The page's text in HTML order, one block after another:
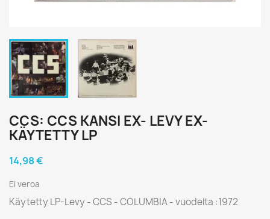
CCS: CCS KANSI EX- LEVY EX-
KÄYTETTY LP
14,98 €
Ei veroa
Käytetty LP-Levy - CCS - COLUMBIA - vuodelta :1972